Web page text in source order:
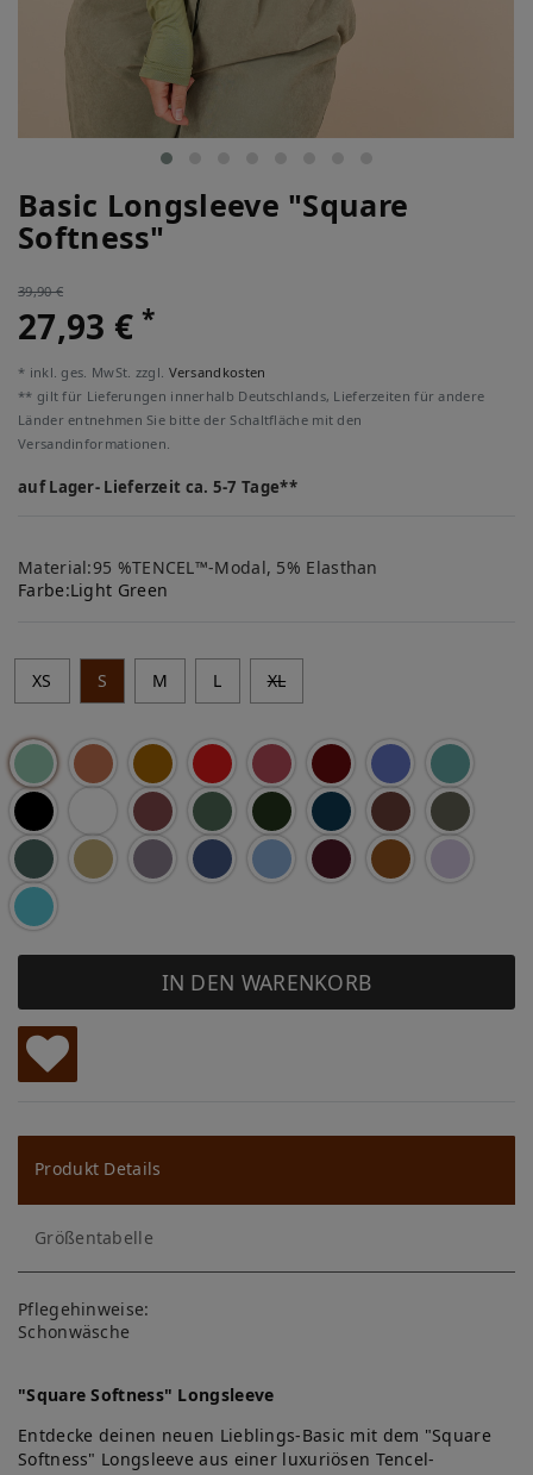
Basic Longsleeve "Square
Softness"
39,90 €
27,93 €*
* inkl. ges. MwSt. zzgl. Versandkosten
** gilt für Lieferungen innerhalb Deutschlands, Lieferzeiten für andere
Länder entnehmen Sie bitte der Schaltfläche mit den
Versandinformationen.
auf Lager- Lieferzeit ca. 5-7 Tage**
Material:95 %TENCEL™-Modal, 5% Elasthan
Farbe:Light Green
XS S M L XL
IN DEN WARENKORB
W
u
ns
ch
lis
te
Produkt Details
Größentabelle
Pflegehinweise:
Schonwäsche
"Square Softness" Longsleeve
Entdecke deinen neuen Lieblings-Basic mit dem "Square
Softness" Longsleeve aus einer luxuriösen Tencel-